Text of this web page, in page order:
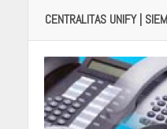
CENTRALITAS UNIFY |